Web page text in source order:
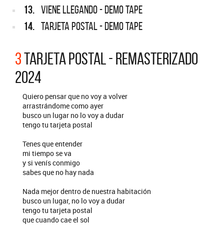
13. VIENE LLEGANDO - DEMO TAPE
14. TARJETA POSTAL - DEMO TAPE
3TARJETA POSTAL - REMASTERIZADO
2024
Quiero pensar que no voy a volver
arrastrándome como ayer
busco un lugar no lo voy a dudar
tengo tu tarjeta postal
Tenes que entender
mi tiempo se va
y si venís conmigo
sabes que no hay nada
Nada mejor dentro de nuestra habitación
busco un lugar, no lo voy a dudar
tengo tu tarjeta postal
que cuando cae el sol